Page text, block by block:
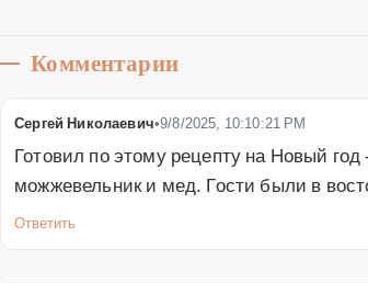
Комментарии
Сергей Николаевич•9/8/2025, 10:10:21 PM
Готовил по этому рецепту на Новый
можжевельник и мед. Гости были в
Ответить